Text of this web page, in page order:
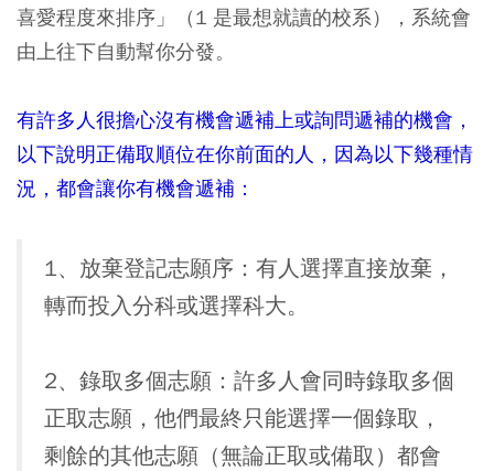
喜愛程度來排序」（1 是最想就讀的校系），系統會
由上往下自動幫你分發。
有許多人很擔心沒有機會遞補上或詢問遞補的機會，
以下說明正備取順位在你前面的人，因為以下幾種情
況，都會讓你有機會遞補：
1、放棄登記志願序：有人選擇直接放棄，
轉而投入分科或選擇科大。
2、錄取多個志願：許多人會同時錄取多個
正取志願，他們最終只能選擇一個錄取，
剩餘的其他志願（無論正取或備取）都會